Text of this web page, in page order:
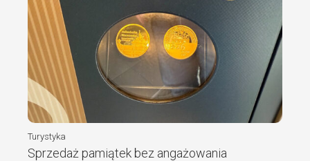
Turystyka
Sprzedaż pamiątek bez angażowania